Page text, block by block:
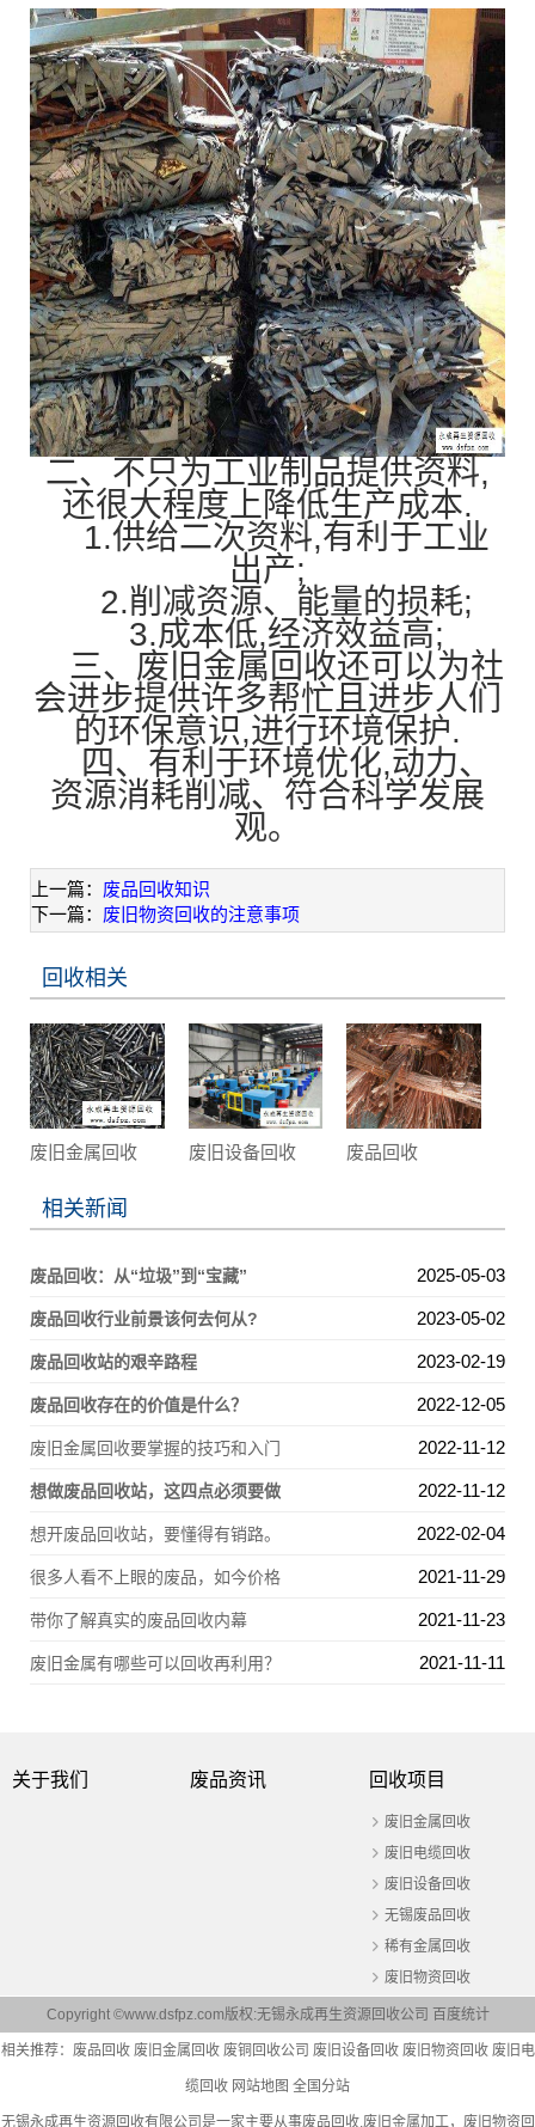
二、不只为工业制品提供资料,
还很大程度上降低生产成本.
1.供给二次资料,有利于工业
出产;
2.削减资源、能量的损耗;
3.成本低,经济效益高;
三、废旧金属回收还可以为社
会进步提供许多帮忙且进步人们
的环保意识,进行环境保护.
四、有利于环境优化,动力、
资源消耗削减、符合科学发展
观。
上一篇： 废品回收知识
下一篇： 废旧物资回收的注意事项
回收相关
废旧金属回收 废旧设备回收 废品回收
相关新闻
废品回收：从“垃圾”到“宝藏” 2025-05-03
废品回收行业前景该何去何从? 2023-05-02
废品回收站的艰辛路程 2023-02-19
废品回收存在的价值是什么？ 2022-12-05
废旧金属回收要掌握的技巧和入门 2022-11-12
想做废品回收站，这四点必须要做 2022-11-12
想开废品回收站，要懂得有销路。 2022-02-04
很多人看不上眼的废品，如今价格 2021-11-29
带你了解真实的废品回收内幕 2021-11-23
废旧金属有哪些可以回收再利用？ 2021-11-11
关于我们 废品资讯 回收项目
废旧金属回收
废旧电缆回收
废旧设备回收
无锡废品回收
稀有金属回收
废旧物资回收
Copyright ©www.dsfpz.com版权:无锡永成再生资源回收公司 百度统计
相关推荐： 废品回收 废旧金属回收 废铜回收公司 废旧设备回收 废旧物资回收 废旧电
缆回收 网站地图 全国分站
无锡永成再生资源回收有限公司是一家主要从事废品回收,废旧金属加工，废旧物资回